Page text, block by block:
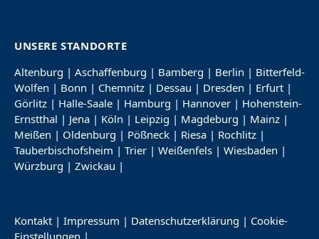
UNSERE STANDORTE
Altenburg | Aschaffenburg | Bamberg | Berlin | Bitterfeld-
Wolfen | Bonn | Chemnitz | Dessau | Dresden | Erfurt |
Görlitz | Halle-Saale | Hamburg | Hannover | Hohenstein-
Ernstthal | Jena | Köln | Leipzig | Magdeburg | Mainz |
Meißen | Oldenburg | Pößneck | Riesa | Rochlitz |
Tauberbischofsheim | Trier | Weißenfels | Wiesbaden |
Würzburg | Zwickau |
Kontakt | Impressum | Datenschutzerklärung | Cookie-
Einstellungen |